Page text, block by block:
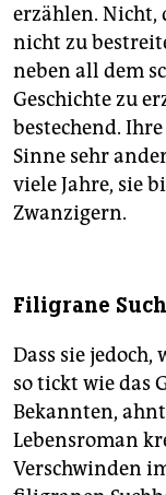
erzählen. Nicht,
nicht zu
neben all dem
Geschichte zu
bestechend.
Sinne sehr
viele Jahre, sie
Zwanzigern.
Filigrane
Dass sie
so tickt wie das
Bekannten,
Lebensroman
Verschwinden